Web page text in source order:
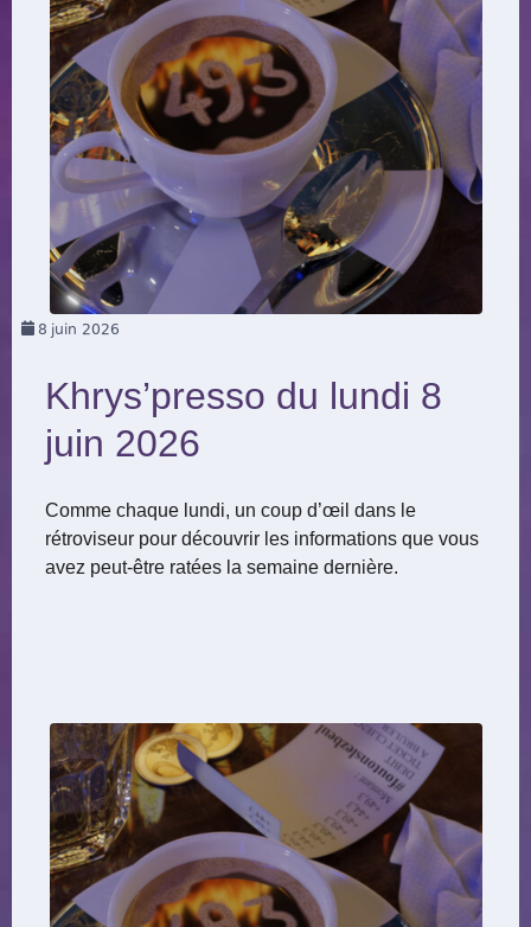
8 juin 2026
Khrys’presso du lundi 8
juin 2026
Comme chaque lundi, un coup d’œil dans le
rétroviseur pour découvrir les informations que vous
avez peut-être ratées la semaine dernière.